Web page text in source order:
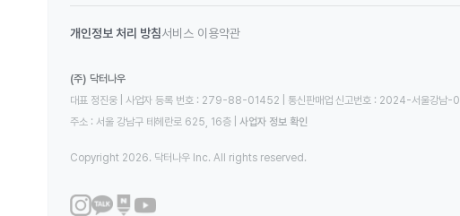
개인정보 처리 방침서비스 이용약관
(주) 닥터나우
대표 정진웅 | 사업자 등록 번호 : 279-88-01452 | 통신판매업 신고번호 : 2024-서울강남
주소 : 서울 강남구 테헤란로 625, 16층
사업자 정보 확인
Copyright 2026. 닥터나우 Inc. All rights reserved.